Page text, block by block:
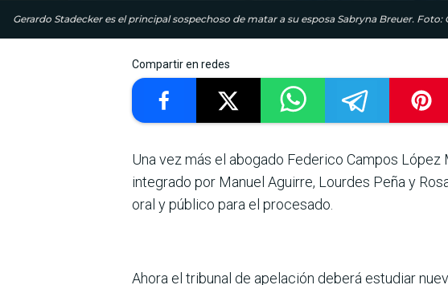
Gerardo Stadecker es el principal sospechoso de matar a su esposa Sabryna Breuer. Foto:
Compartir en redes
Una vez más el abogado Federico Campos
integrado por Manuel Aguirre, Lourdes Peña y
oral y público para el procesado.
Ahora el tribunal de apelación deberá estudiar